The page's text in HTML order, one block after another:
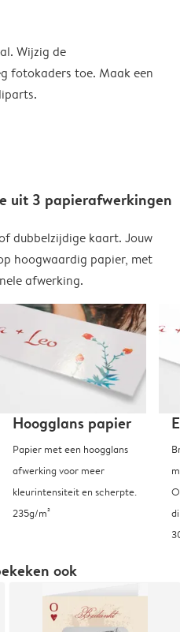
Wijzig de
fotokaders toe. Maak een
uit 3 papierafwerkingen
dubbelzijdige kaart. Jouw
hoogwaardig papier, met
afwerking.
Hoogglans papier
Papier met een hoogglans
afwerking voor meer
kleurintensiteit en scherpte.
235g/m²
ook